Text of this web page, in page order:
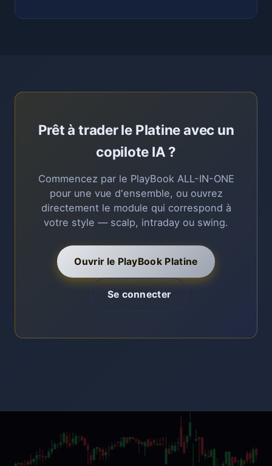
Prêt à trader le Platine avec un
copilote IA ?
Commencez par le PlayBook ALL-IN-ONE
pour une vue d'ensemble, ou ouvrez
directement le module qui correspond à
votre style — scalp, intraday ou swing.
Ouvrir le PlayBook Platine
Se connecter